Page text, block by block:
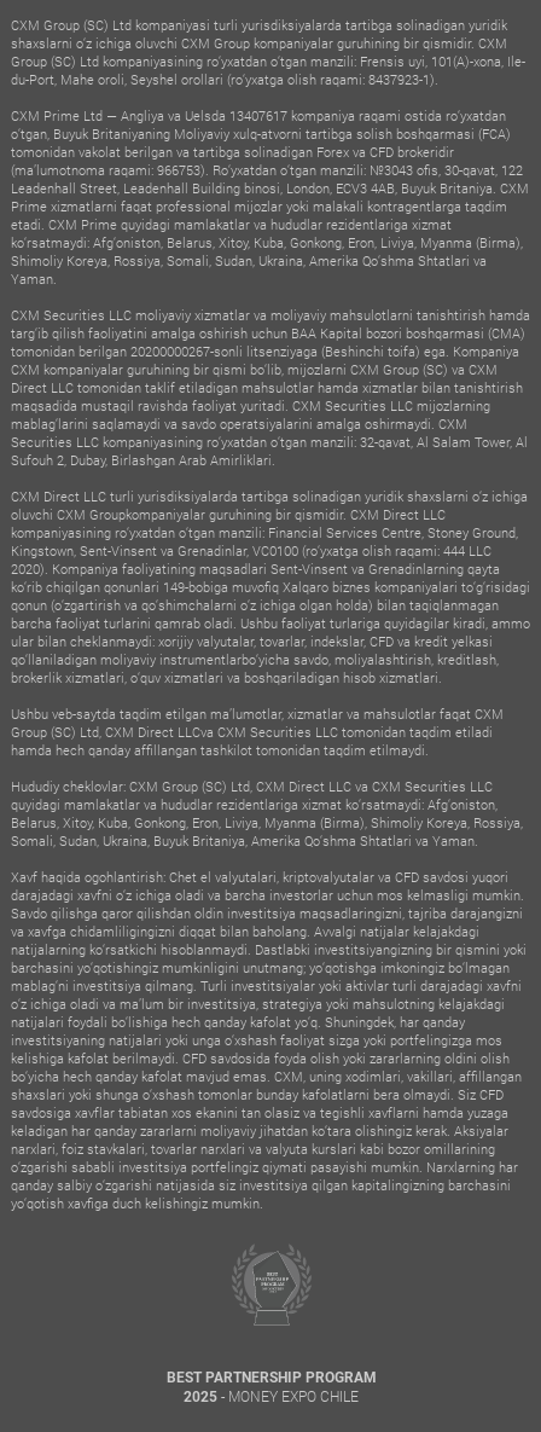
CXM Group (SC) Ltd kompaniyasi turli yurisdiksiyalarda tartibga solinadigan yuridik
shaxslarni o‘z ichiga oluvchi CXM Group kompaniyalar guruhining bir qismidir. CXM
Group (SC) Ltd kompaniyasining ro‘yxatdan o‘tgan manzili: Frensis uyi, 101(A)-xona, Ile-
du-Port, Mahe oroli, Seyshel orollari (ro‘yxatga olish raqami: 8437923-1).
CXM Prime Ltd — Angliya va Uelsda 13407617 kompaniya raqami ostida ro‘yxatdan
o‘tgan, Buyuk Britaniyaning Moliyaviy xulq-atvorni tartibga solish boshqarmasi (FCA)
tomonidan vakolat berilgan va tartibga solinadigan Forex va CFD brokeridir
(ma’lumotnoma raqami: 966753). Ro‘yxatdan o‘tgan manzili: №3043 ofis, 30-qavat, 122
Leadenhall Street, Leadenhall Building binosi, London, ECV3 4AB, Buyuk Britaniya. CXM
Prime xizmatlarni faqat professional mijozlar yoki malakali kontragentlarga taqdim
etadi. CXM Prime quyidagi mamlakatlar va hududlar rezidentlariga xizmat
ko‘rsatmaydi: Afg‘oniston, Belarus, Xitoy, Kuba, Gonkong, Eron, Liviya, Myanma (Birma),
Shimoliy Koreya, Rossiya, Somali, Sudan, Ukraina, Amerika Qo‘shma Shtatlari va
Yaman.
CXM Securities LLC moliyaviy xizmatlar va moliyaviy mahsulotlarni tanishtirish hamda
targ‘ib qilish faoliyatini amalga oshirish uchun BAA Kapital bozori boshqarmasi (CMA)
tomonidan berilgan 20200000267-sonli litsenziyaga (Beshinchi toifa) ega. Kompaniya
CXM kompaniyalar guruhining bir qismi bo‘lib, mijozlarni CXM Group (SC) va CXM
Direct LLC tomonidan taklif etiladigan mahsulotlar hamda xizmatlar bilan tanishtirish
maqsadida mustaqil ravishda faoliyat yuritadi. CXM Securities LLC mijozlarning
mablag‘larini saqlamaydi va savdo operatsiyalarini amalga oshirmaydi. CXM
Securities LLC kompaniyasining ro‘yxatdan o‘tgan manzili: 32-qavat, Al Salam Tower, Al
Sufouh 2, Dubay, Birlashgan Arab Amirliklari.
CXM Direct LLC turli yurisdiksiyalarda tartibga solinadigan yuridik shaxslarni o‘z ichiga
oluvchi CXM Groupkompaniyalar guruhining bir qismidir. CXM Direct LLC
kompaniyasining ro‘yxatdan o‘tgan manzili: Financial Services Centre, Stoney Ground,
Kingstown, Sent-Vinsent va Grenadinlar, VC0100 (ro‘yxatga olish raqami: 444 LLC
2020). Kompaniya faoliyatining maqsadlari Sent-Vinsent va Grenadinlarning qayta
ko‘rib chiqilgan qonunlari 149-bobiga muvofiq Xalqaro biznes kompaniyalari to‘g‘risidagi
qonun (o‘zgartirish va qo‘shimchalarni o‘z ichiga olgan holda) bilan taqiqlanmagan
barcha faoliyat turlarini qamrab oladi. Ushbu faoliyat turlariga quyidagilar kiradi, ammo
ular bilan cheklanmaydi: xorijiy valyutalar, tovarlar, indekslar, CFD va kredit yelkasi
qo‘llaniladigan moliyaviy instrumentlarbo‘yicha savdo, moliyalashtirish, kreditlash,
brokerlik xizmatlari, o‘quv xizmatlari va boshqariladigan hisob xizmatlari.
Ushbu veb-saytda taqdim etilgan ma’lumotlar, xizmatlar va mahsulotlar faqat CXM
Group (SC) Ltd, CXM Direct LLCva CXM Securities LLC tomonidan taqdim etiladi
hamda hech qanday affillangan tashkilot tomonidan taqdim etilmaydi.
Hududiy cheklovlar: CXM Group (SC) Ltd, CXM Direct LLC va CXM Securities LLC
quyidagi mamlakatlar va hududlar rezidentlariga xizmat ko‘rsatmaydi: Afg‘oniston,
Belarus, Xitoy, Kuba, Gonkong, Eron, Liviya, Myanma (Birma), Shimoliy Koreya, Rossiya,
Somali, Sudan, Ukraina, Buyuk Britaniya, Amerika Qo‘shma Shtatlari va Yaman.
Xavf haqida ogohlantirish: Chet el valyutalari, kriptovalyutalar va CFD savdosi yuqori
darajadagi xavfni o‘z ichiga oladi va barcha investorlar uchun mos kelmasligi mumkin.
Savdo qilishga qaror qilishdan oldin investitsiya maqsadlaringizni, tajriba darajangizni
va xavfga chidamliligingizni diqqat bilan baholang. Avvalgi natijalar kelajakdagi
natijalarning ko‘rsatkichi hisoblanmaydi. Dastlabki investitsiyangizning bir qismini yoki
barchasini yo‘qotishingiz mumkinligini unutmang; yo‘qotishga imkoningiz bo‘lmagan
mablag‘ni investitsiya qilmang. Turli investitsiyalar yoki aktivlar turli darajadagi xavfni
o‘z ichiga oladi va ma’lum bir investitsiya, strategiya yoki mahsulotning kelajakdagi
natijalari foydali bo‘lishiga hech qanday kafolat yo‘q. Shuningdek, har qanday
investitsiyaning natijalari yoki unga o‘xshash faoliyat sizga yoki portfelingizga mos
kelishiga kafolat berilmaydi. CFD savdosida foyda olish yoki zararlarning oldini olish
bo‘yicha hech qanday kafolat mavjud emas. CXM, uning xodimlari, vakillari, affillangan
shaxslari yoki shunga o‘xshash tomonlar bunday kafolatlarni bera olmaydi. Siz CFD
savdosiga xavflar tabiatan xos ekanini tan olasiz va tegishli xavflarni hamda yuzaga
keladigan har qanday zararlarni moliyaviy jihatdan ko‘tara olishingiz kerak. Aksiyalar
narxlari, foiz stavkalari, tovarlar narxlari va valyuta kurslari kabi bozor omillarining
o‘zgarishi sababli investitsiya portfelingiz qiymati pasayishi mumkin. Narxlarning har
qanday salbiy o‘zgarishi natijasida siz investitsiya qilgan kapitalingizning barchasini
yo‘qotish xavfiga duch kelishingiz mumkin.
BEST PARTNERSHIP PROGRAM
2025 - MONEY EXPO CHILE